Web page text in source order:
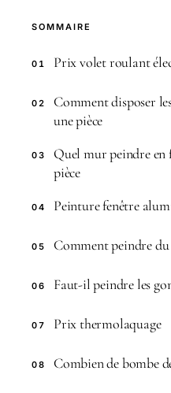
SOMMAIRE
01 Prix volet roulant
02
Comment disposer
une pièce
03
Quel mur peindre en
pièce
04 Peinture fenêtre
05 Comment peindre
06 Faut-il peindre les
07 Prix thermolaquage
08 Combien de bombe